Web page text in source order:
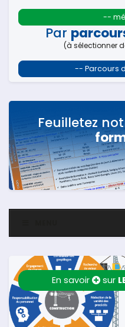
--
Par
(à sélectionner
-- Parcours
Feuilletez
En savoir sur